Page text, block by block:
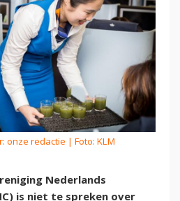
onze redactie | Foto: KLM
Nederlands
is niet te spreken over